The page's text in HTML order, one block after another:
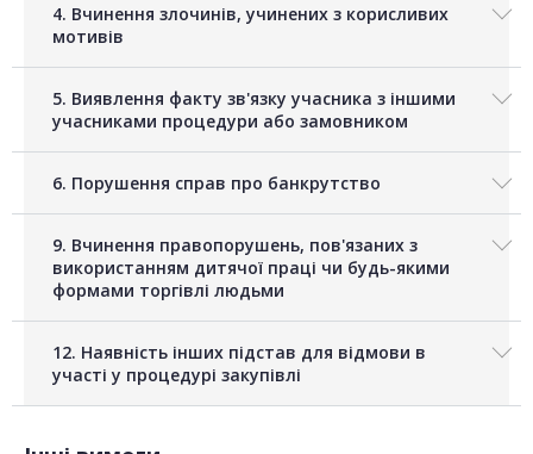
4. Вчинення злочинів, учинених з корисливих
мотивів
5. Виявлення факту зв'язку учасника з іншими
учасниками процедури або замовником
6. Порушення справ про банкрутство
9. Вчинення правопорушень, пов'язаних з
використанням дитячої праці чи будь-якими
формами торгівлі людьми
12. Наявність інших підстав для відмови в
участі у процедурі закупівлі